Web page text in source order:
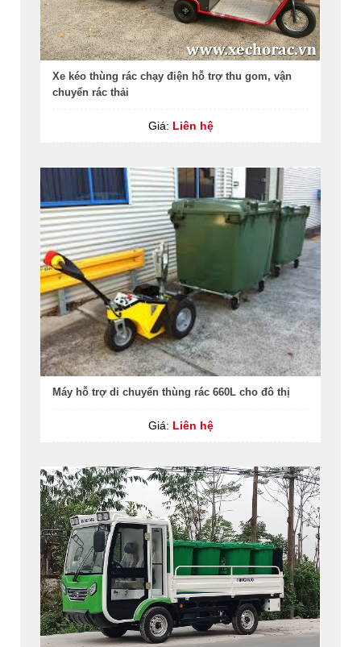
Xe kéo thùng rác chạy điện hỗ trợ thu gom, vận
chuyển rác thải
Giá: Liên hệ
Máy hỗ trợ di chuyển thùng rác 660L cho đô thị
Giá: Liên hệ